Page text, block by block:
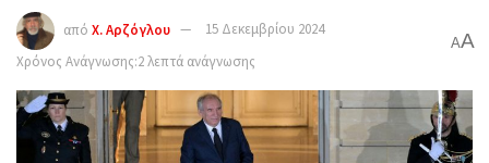
από Χ. Αρζόγλου
15 Δεκεμβρίου 2024
Χρόνος Ανάγνωσης:2 λεπτά ανάγνωσης
AA